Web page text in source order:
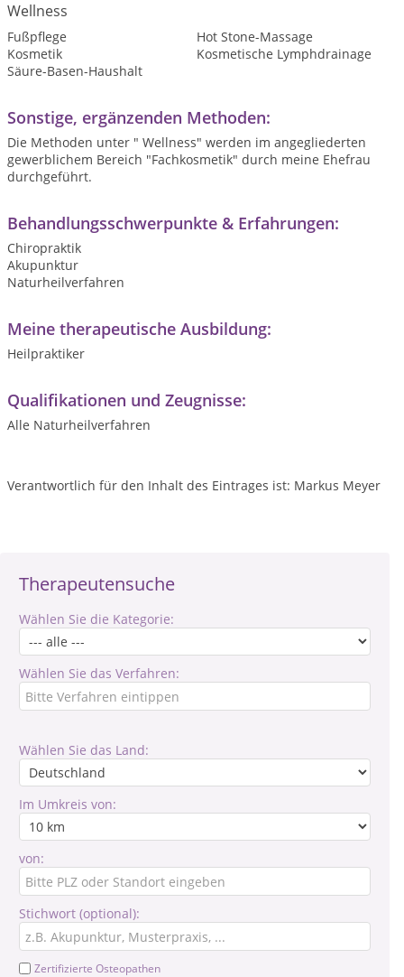
Therapeutensuche
Wählen Sie die Kategorie:
Wählen Sie das Verfahren:
Wählen Sie das Land:
Im Umkreis von:
von:
Stichwort (optional):
Zertifizierte Osteopathen
Wellness
Fußpflege
Hot Stone-Massage
Kosmetik
Kosmetische Lymphdrainage
Säure-Basen-Haushalt
Sonstige, ergänzenden Methoden:
Die Methoden unter " Wellness" werden im angegliederten
gewerblichem Bereich "Fachkosmetik" durch meine Ehefrau
durchgeführt.
Behandlungsschwerpunkte & Erfahrungen:
Chiropraktik
Akupunktur
Naturheilverfahren
Meine therapeutische Ausbildung:
Heilpraktiker
Qualifikationen und Zeugnisse:
Alle Naturheilverfahren
Verantwortlich für den Inhalt des Eintrages ist: Markus Meyer